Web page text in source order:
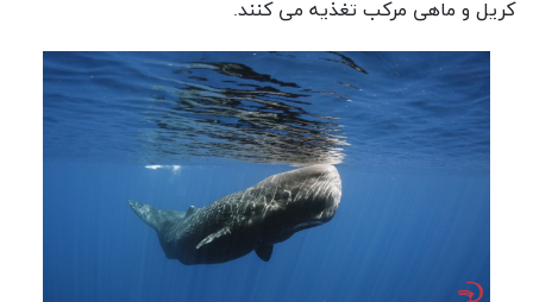
کریل و ماهی مرکب تغذیه می کنند.